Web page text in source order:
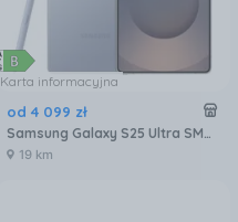
Karta informacyjna
od 4 099 zł
Samsung Galaxy S25 Ultra SM-S938 12/256GB Tytanowy Niebieski
19 km